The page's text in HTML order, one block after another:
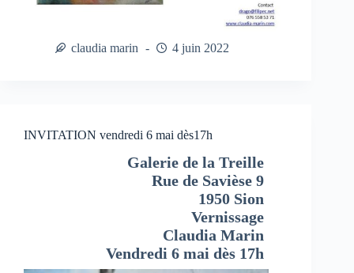
claudia marin 4 juin 2022
INVITATION vendredi 6 mai dès17h
Galerie de la Treille
Rue de Savièse 9
1950 Sion
Vernissage
Claudia Marin
Vendredi 6 mai dès 17h